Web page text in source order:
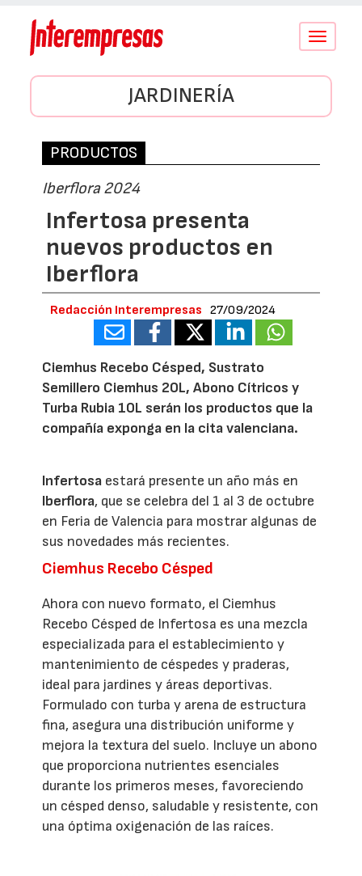
Conmutar
JARDINERÍA
PRODUCTOS
Iberflora 2024
Infertosa presenta
nuevos productos en
Iberflora
Redacción Interempresas 27/09/2024
Ciemhus Recebo Césped, Sustrato
Semillero Ciemhus 20L, Abono Cítricos y
Turba Rubia 10L serán los productos que la
compañía exponga en la cita valenciana.
Infertosa estará presente un año más en
Iberflora, que se celebra del 1 al 3 de octubre
en Feria de Valencia para mostrar algunas de
sus novedades más recientes.
Ciemhus Recebo Césped
Ahora con nuevo formato, el Ciemhus
Recebo Césped de Infertosa es una mezcla
especializada para el establecimiento y
mantenimiento de céspedes y praderas,
ideal para jardines y áreas deportivas.
Formulado con turba y arena de estructura
fina, asegura una distribución uniforme y
mejora la textura del suelo. Incluye un abono
que proporciona nutrientes esenciales
durante los primeros meses, favoreciendo
un césped denso, saludable y resistente, con
una óptima oxigenación de las raíces.